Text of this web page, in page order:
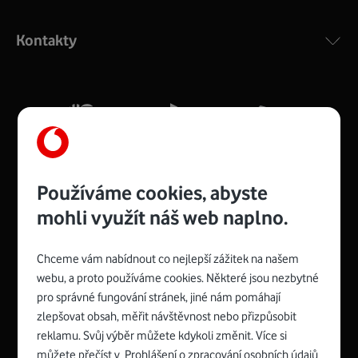
silný signál pro celou domácnost. Kompaktní rozměry 21
Více o COMPAL CH7465VF
Zyxel VMG8623-T50B:
Rozměry modemu jsou 16 x 22 x 7,5 cm (včetně stojánku)
a nabízí 4 gigabitové LAN porty a bezdrátové připojení Wi-
Spojte se s Vodafonem
Kontakty
Používáme cookies, abyste
mohli využít náš web naplno.
Chceme vám nabídnout co nejlepší zážitek na našem
webu, a proto používáme cookies. Některé jsou nezbytné
pro správné fungování stránek, jiné nám pomáhají
zlepšovat obsah, měřit návštěvnost nebo přizpůsobit
reklamu. Svůj výběr můžete kdykoli změnit. Více si
můžete přečíst v Prohlášení o zpracování osobních údajů